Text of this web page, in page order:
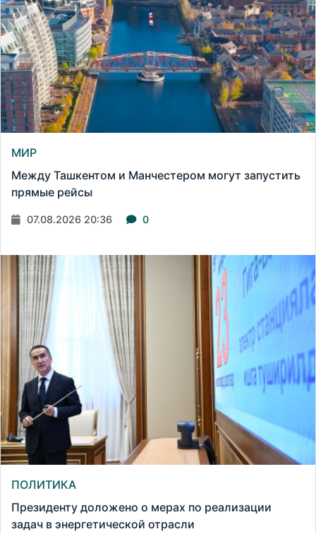
МИР
Между Ташкентом и Манчестером могут запустить
прямые рейсы
07.08.2026 20:36 0
ПОЛИТИКА
Президенту доложено о мерах по реализации
задач в энергетической отрасли